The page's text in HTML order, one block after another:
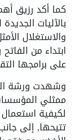
كما أكد رزيق
بالآليات
والاستغلال
ابتداء من
على برامجها
وشهدت ورشة
ممثلي
لكيفية
تتيحها, إلى